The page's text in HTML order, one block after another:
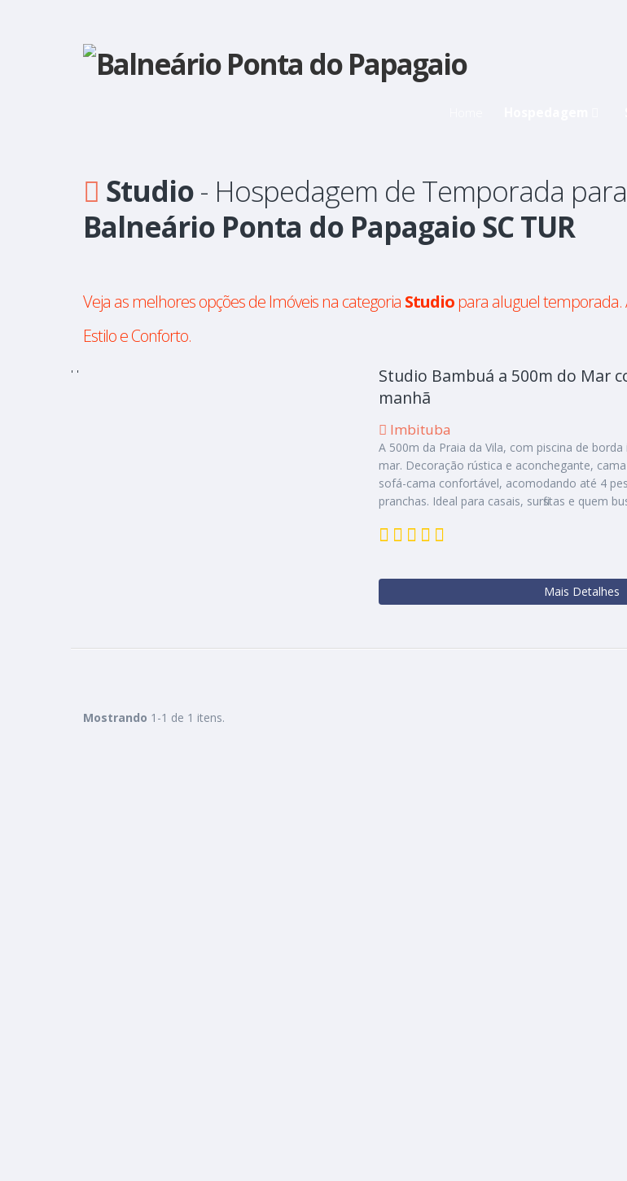
Studio- Hospedagem de Temporada
Balneário Ponta do Papagaio SC TUR
Veja as melhores opções de Imóveis na categoria Studiopara aluguel temporada.
Estilo e Conforto.
' '
Studio Bambuá a 500m do Mar
manhã
Imbituba
A 500m da Praia da Vila, com piscina de borda
mar. Decoração rústica e aconchegante,
sofá-cama confortável, acomodando até 4
pranchas. Ideal para casais, surfistas e quem
Mais Detalhes
Mostrando 1-1 de 1 itens.